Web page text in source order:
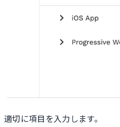
適切に項目を入力します。